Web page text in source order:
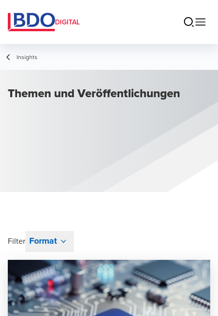
DIGITAL
Insights
Themen und Veröffentlichungen
Filter Format